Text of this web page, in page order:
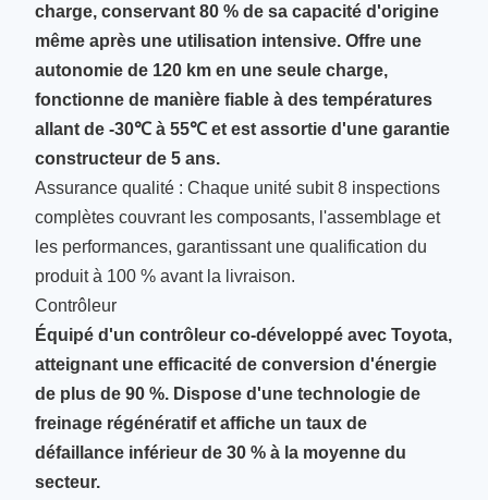
charge, conservant 80 % de sa capacité d'origine
même après une utilisation intensive. Offre une
autonomie de 120 km en une seule charge,
fonctionne de manière fiable à des températures
allant de -30℃ à 55℃ et est assortie d'une garantie
constructeur de 5 ans.
Assurance qualité : Chaque unité subit 8 inspections
complètes couvrant les composants, l'assemblage et
les performances, garantissant une qualification du
produit à 100 % avant la livraison.
Contrôleur
Équipé d'un contrôleur co-développé avec Toyota,
atteignant une efficacité de conversion d'énergie
de plus de 90 %. Dispose d'une technologie de
freinage régénératif et affiche un taux de
défaillance inférieur de 30 % à la moyenne du
secteur.